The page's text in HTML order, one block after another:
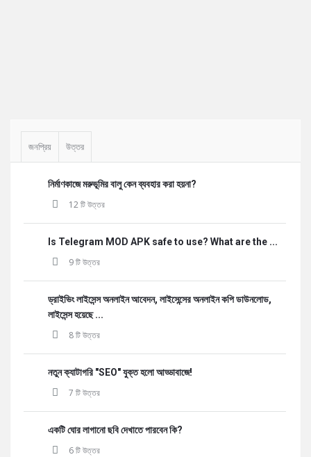
Sidebar
জনপ্রিয় উত্তর
নির্মাণকাজে মরুভূমির বালু কেন ব্যবহার করা হয়না?
12 টি উত্তর
Is Telegram MOD APK safe to use? What are the ...
9 টি উত্তর
ড্রাইভিং লাইসেন্স অনলাইন আবেদন, লাইসেন্সের অনলাইন কপি ডাউনলোড,
লাইসেন্স হয়েছে ...
8 টি উত্তর
নতুন ক্যাটাগরি "SEO" যুক্ত হলো আড্ডাবাজে!
7 টি উত্তর
একটি ঘোর লাগানো ছবি দেখাতে পারবেন কি?
6 টি উত্তর